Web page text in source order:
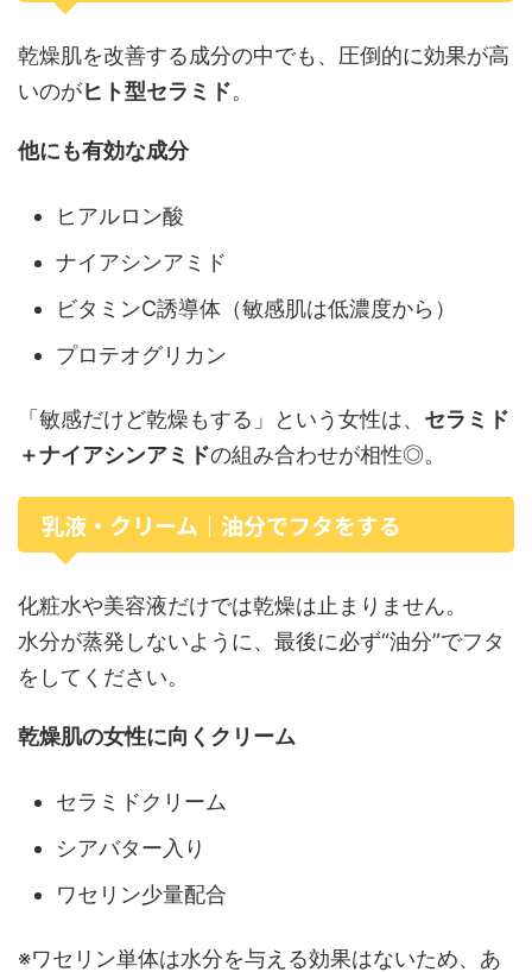
乾燥肌を改善する成分の中でも、圧倒的に効果が高
いのがヒト型セラミド。
他にも有効な成分
ヒアルロン酸
ナイアシンアミド
ビタミンC誘導体（敏感肌は低濃度から）
プロテオグリカン
「敏感だけど乾燥もする」という女性は、 セラミド
＋ナイアシンアミドの組み合わせが相性◎。
乳液・クリーム｜油分でフタをする
化粧水や美容液だけでは乾燥は止まりません。
水分が蒸発しないように、最後に必ず“油分”でフタ
をしてください。
乾燥肌の女性に向くクリーム
セラミドクリーム
シアバター入り
ワセリン少量配合
※ワセリン単体は水分を与える効果はないため、あ